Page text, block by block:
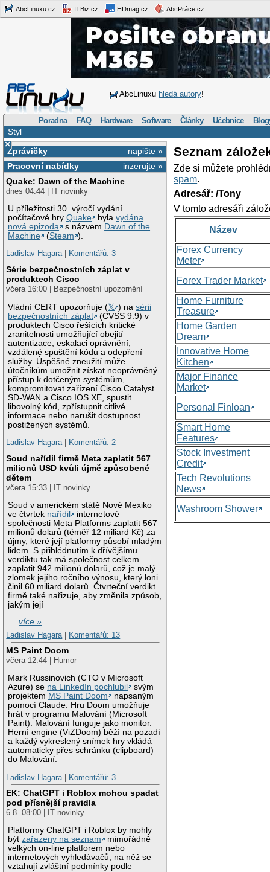
AbcLinuxu.cz ITBiz.cz HDmag.cz AbcPráce.cz
AbcLinuxu hledá autory!
Poradna FAQ Hardware Software Články Učebnice
Styl
×
napište »
Zprávičky
inzerujte »
Pracovní nabídky
Quake: Dawn of the Machine
dnes 04:44 | IT novinky
U příležitosti 30. výročí vydání
počítačové hryQuake bylavydána
nová epizoda
s názvem Dawn of the
Machine
(Steam ).
Ladislav Hagara| Komentářů: 3
Série bezpečnostních záplat v
produktech Cisco
včera 16:00 | Bezpečnostní upozornění
Vládní CERT upozorňuje (𝕏 ) nasérii
bezpečnostních záplat
(CVSS 9.9) v
produktech Cisco řešících kritické
zranitelnosti umožňující obejití
autentizace, eskalaci oprávnění,
vzdálené spuštění kódu a odepření
služby. Úspěšné zneužití může
útočníkům umožnit získat neoprávněný
přístup k dotčeným systémům,
kompromitovat zařízení Cisco Catalyst
SD-WAN a Cisco IOS XE, spustit
libovolný kód, zpřístupnit citlivé
informace nebo narušit dostupnost
postižených systémů.
Ladislav Hagara| Komentářů: 2
Soud nařídil firmě Meta zaplatit 567
milionů USD kvůli újmě způsobené
dětem
včera 15:33 | IT novinky
Soud v americkém státě Nové Mexiko
ve čtvrtek nařídil
internetové
společnosti Meta Platforms zaplatit 567
milionů dolarů (téměř 12 miliard Kč) za
újmy, které její platformy působí mladým
lidem. S přihlédnutím k dřívějšímu
verdiktu tak má společnost celkem
zaplatit 942 milionů dolarů, což je malý
zlomek jejího ročního výnosu, který loni
činil 60 miliard dolarů. Čtvrteční verdikt
firmě také nařizuje, aby změnila způsob,
jakým její
…více »
Ladislav Hagara
Komentářů: 13
MS Paint Doom
včera 12:44 | Humor
Mark Russinovich (CTO v Microsoft
Azure) se na LinkedIn pochlubil
svým
projektem MS Paint Doom
napsaným
pomocí Claude. Hru Doom umožňuje
hrát v programu Malování (Microsoft
Paint). Malování funguje jako monitor.
Herní engine (ViZDoom) běží na pozadí
a každý vykreslený snímek hry vkládá
automaticky přes schránku (clipboard)
do Malování.
Ladislav Hagara
Komentářů: 3
EK: ChatGPT i Roblox mohou spadat
pod přísnější pravidla
6.8. 08:00 | IT novinky
Platformy ChatGPT i Roblox by mohly
býtzařazeny na seznam
mimořádně
velkých on-line platforem nebo
internetových vyhledávačů, na něž se
vztahují zvláštní podmínky podle
Seznam
Zde si můžete
spam.
Adresář: /Tony
V tomto adresáři
Název
Forex Currency
Meter
Forex Trader Market
Home Furniture
Treasure
Home Garden
Dream
Innovative Home
Kitchen
Major Finance
Market
Personal Finloan
Smart Home
Features
Stock Investment
Credit
Tech Revolutions
News
Washroom Shower